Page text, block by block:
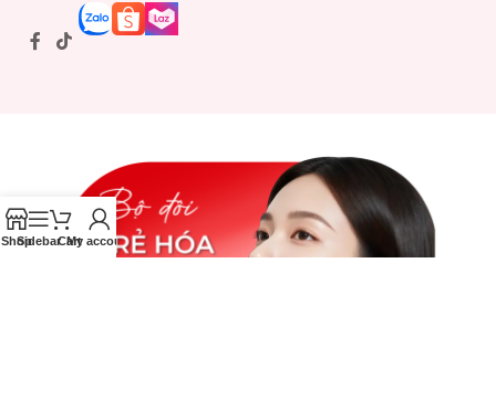
ShopSidebarCart
My account